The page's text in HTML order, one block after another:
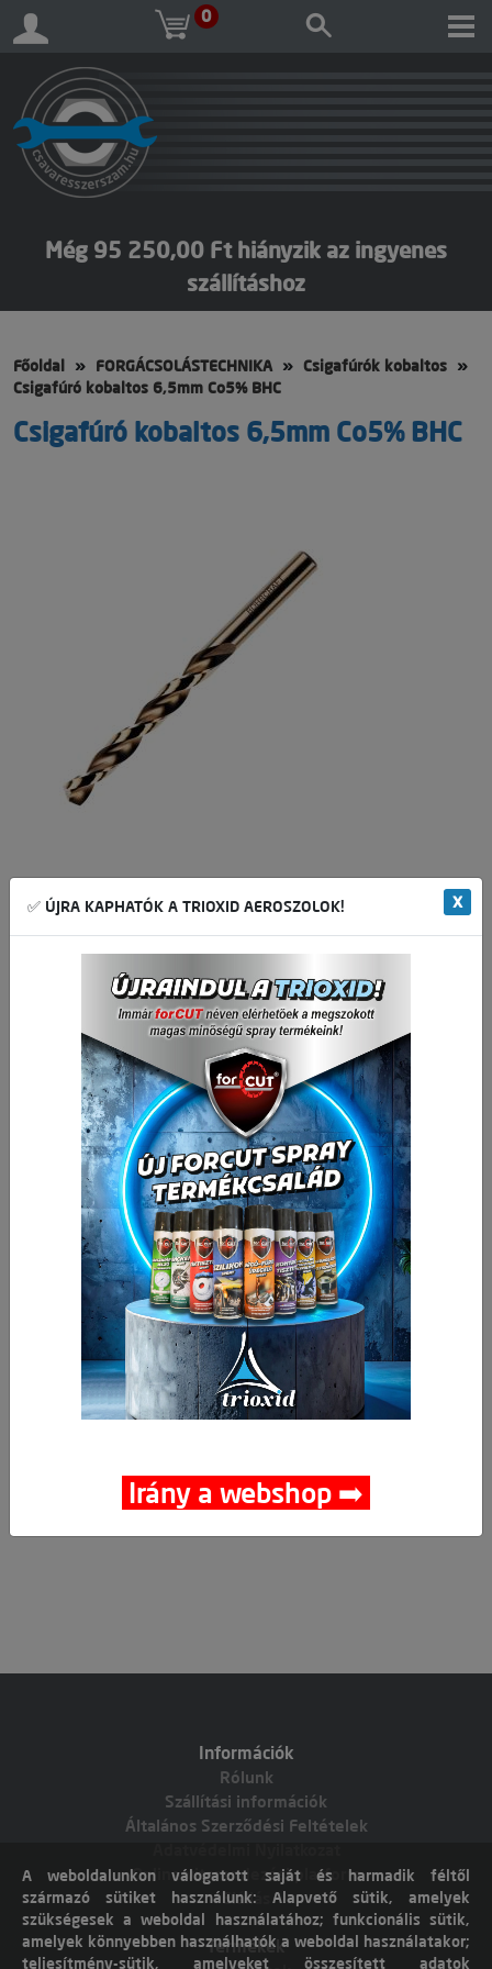
0
Még 95 250,00 Ft hiányzik az ingyenes
szállításhoz
Főoldal FORGÁCSOLÁSTECHNIKA
Csigafúrók kobaltos
Csigafúró kobaltos 6,5mm Co5% BHC
Csigafúró kobaltos 6,5mm Co5% BHC
Csomagolási egység: 10 db
906,30 Ft / db
1 151,00 Ft / db
Vissza a kategóriába: Csigafúrók kobaltos
Mennyiség
+ db Kosárba
Cikkszám:030402-0014
Információk
Rólunk
Szállítási információk
Általános Szerződési Feltételek
Online vitarendezési platform
Elállás
Termékek
A weboldalunkon válogatott saját és harmadik féltől
származó sütiket használunk: Alapvető sütik, amelyek
szükségesek a weboldal használatához; funkcionális sütik,
amelyek könnyebben használhatók a weboldal használatakor;
teljesítmény-sütik, amelyeket összesített adatok
✅ ÚJRA KAPHATÓK A TRIOXID AEROSZOLOK! X
Irány a webshop ➡️